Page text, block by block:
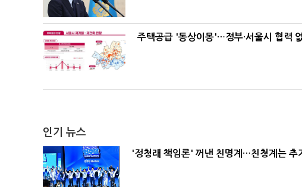
주택공급 '동상이몽'…정부·서울시 협력
인기 뉴스
'정청래 책임론' 꺼낸 친명계…친청계는 추